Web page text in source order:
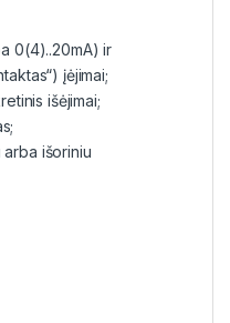
0(4)..20mA) ir
įėjimai;
išėjimai;
arba išoriniu